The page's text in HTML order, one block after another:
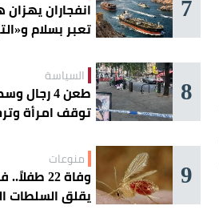
انفجاران
تعبر بسلام
8 السياسة
طعن 4
توقف امرأة
9 منوعات
وفاة 22
يقلق السلطات